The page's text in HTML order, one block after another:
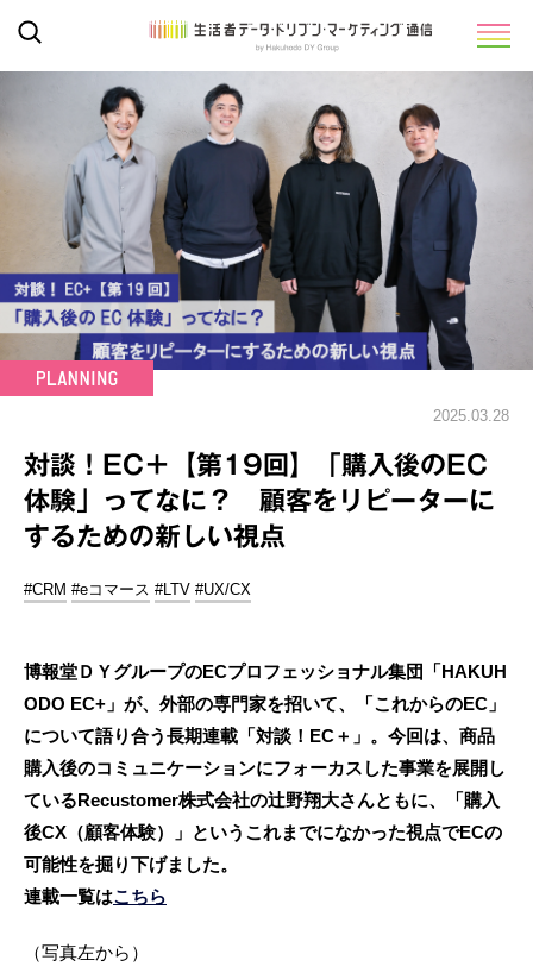
2025.03.28
対談！EC＋【第19回】「購入後のEC
体験」ってなに？ 顧客をリピーターに
するための新しい視点
#CRM #eコマース #LTV #UX/CX
博報堂ＤＹグループのECプロフェッショナル集団「HAKUH
ODO EC+」が、外部の専門家を招いて、「これからのEC」
について語り合う長期連載「対談！EC＋」。今回は、商品
購入後のコミュニケーションにフォーカスした事業を展開し
ているRecustomer株式会社の辻野翔大さんともに、「購入
後CX（顧客体験）」というこれまでになかった視点でECの
可能性を掘り下げました。
連載一覧はこちら
（写真左から）